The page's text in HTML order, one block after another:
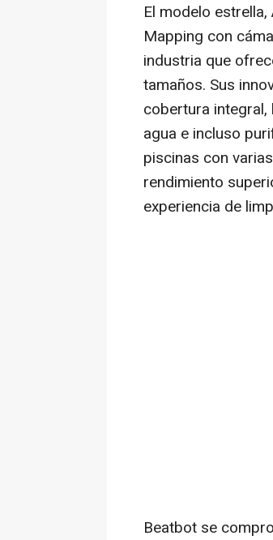
El modelo
Mapping con
industria que
tamaños. Sus
cobertura
agua e incluso
piscinas con
rendimiento
experiencia de
Beatbot se